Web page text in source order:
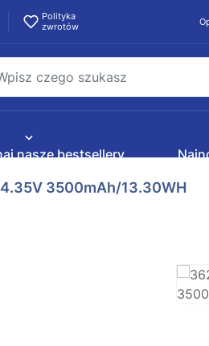
Polityka
zwrotów
nasze bestsellery
3500mAh/13.30WH